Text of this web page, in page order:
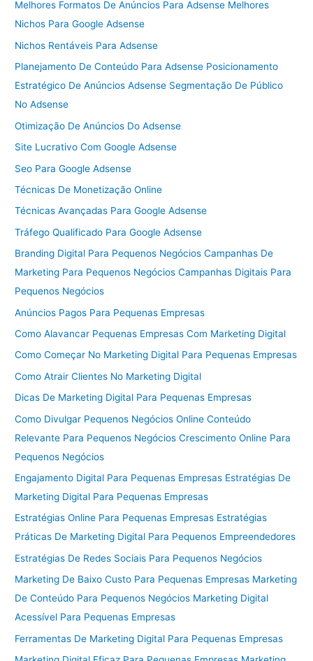
Melhores Formatos De Anúncios Para Adsense Melhores
Nichos Para Google Adsense
Nichos Rentáveis Para Adsense
Planejamento De Conteúdo Para Adsense Posicionamento
Estratégico De Anúncios Adsense Segmentação De Público
No Adsense
Otimização De Anúncios Do Adsense
Site Lucrativo Com Google Adsense
Seo Para Google Adsense
Técnicas De Monetização Online
Técnicas Avançadas Para Google Adsense
Tráfego Qualificado Para Google Adsense
Branding Digital Para Pequenos Negócios Campanhas De
Marketing Para Pequenos Negócios Campanhas Digitais Para
Pequenos Negócios
Anúncios Pagos Para Pequenas Empresas
Como Alavancar Pequenas Empresas Com Marketing Digital
Como Começar No Marketing Digital Para Pequenas Empresas
Como Atrair Clientes No Marketing Digital
Dicas De Marketing Digital Para Pequenas Empresas
Como Divulgar Pequenos Negócios Online Conteúdo
Relevante Para Pequenos Negócios Crescimento Online Para
Pequenos Negócios
Engajamento Digital Para Pequenas Empresas Estratégias De
Marketing Digital Para Pequenas Empresas
Estratégias Online Para Pequenas Empresas Estratégias
Práticas De Marketing Digital Para Pequenos Empreendedores
Estratégias De Redes Sociais Para Pequenos Negócios
Marketing De Baixo Custo Para Pequenas Empresas Marketing
De Conteúdo Para Pequenos Negócios Marketing Digital
Acessível Para Pequenas Empresas
Ferramentas De Marketing Digital Para Pequenas Empresas